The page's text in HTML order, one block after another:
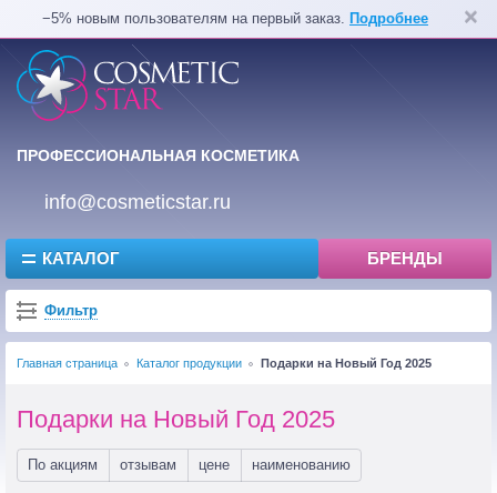
−5% новым пользователям на первый заказ. Подробнее
ПРОФЕССИОНАЛЬНАЯ КОСМЕТИКА
info@cosmeticstar.ru
КАТАЛОГ БРЕНДЫ
Фильтр
Главная страница Каталог продукции Подарки на Новый Год 2025
Подарки на Новый Год 2025
По акциям отзывам цене наименованию